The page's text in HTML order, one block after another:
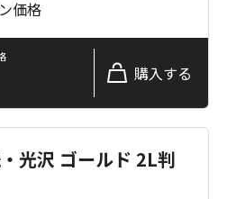
価格
購入する
光沢 ゴールド 2L判